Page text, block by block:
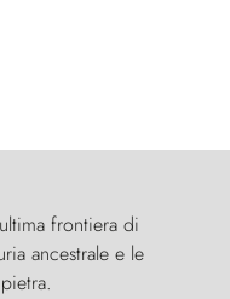
frontiera di
ancestrale e le